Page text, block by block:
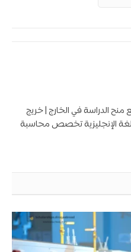
الدراسة في الخارج | خريج
الإنجليزية تخصص محاسبة